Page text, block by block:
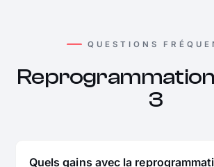
QUESTIONS
Reprogrammation
3
Quels gains avec la